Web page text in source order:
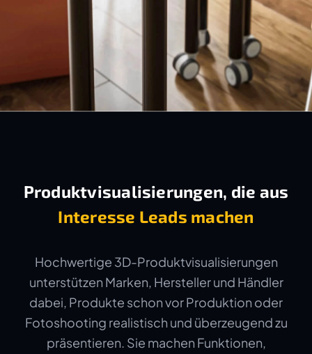
Produktvisualisierungen, die aus
Interesse Leads machen
Hochwertige 3D-Produktvisualisierungen
unterstützen Marken, Hersteller und Händler
dabei, Produkte schon vor Produktion oder
Fotoshooting realistisch und überzeugend zu
präsentieren. Sie machen Funktionen,